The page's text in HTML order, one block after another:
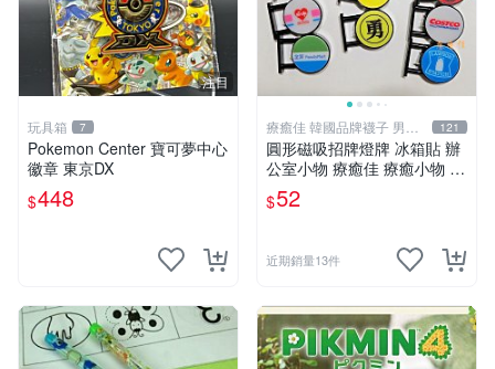
注目
玩具箱 7
Pokemon Center 寶可夢中心
徽章 東京DX
$448
療癒佳 韓國品牌襪子 男女
襪
121
圓形磁吸招牌燈牌 冰箱貼 辦
公室小物 療癒佳 療癒小物 71
1全家OK萊爾富全聯50嵐好
市多海尼根可口可樂羅森科羅
$52
近期銷量13件